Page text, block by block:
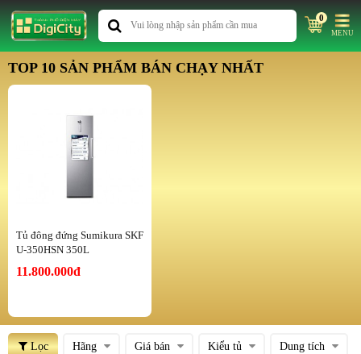
0
MENU
TOP 10 SẢN PHẨM BÁN CHẠY NHẤT
Tủ đông đứng Sumikura SKF
U-350HSN 350L
11.800.000đ
Lọc Hãng Giá bán Kiểu tủ Dung tích